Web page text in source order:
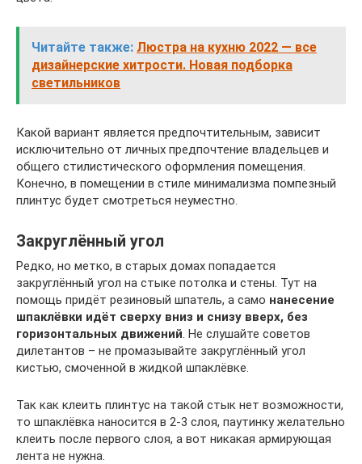
Читайте также: Люстра на кухню 2022 — все
дизайнерские хитрости. Новая подборка
светильников
Какой вариант является предпочтительным, зависит
исключительно от личных предпочтение владельцев и
общего стилистического оформления помещения.
Конечно, в помещении в стиле минимализма помпезный
плинтус будет смотреться неуместно.
Закруглённый угол
Редко, но метко, в старых домах попадается
закруглённый угол на стыке потолка и стены. Тут на
помощь придёт резиновый шпатель, а само нанесение
шпаклёвки идёт сверху вниз и снизу вверх, без
горизонтальных движений. Не слушайте советов
дилетантов – не промазывайте закруглённый угол
кистью, смоченной в жидкой шпаклёвке.
Так как клеить плинтус на такой стык нет возможности,
то шпаклёвка наносится в 2-3 слоя, паутинку желательно
клеить после первого слоя, а вот никакая армирующая
лента не нужна.